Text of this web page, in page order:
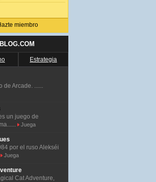
miembro
Estrategia
de Arcade. ......
un juego de
Juega
por el ruso Alekséi
Juega
Cat Adventure,